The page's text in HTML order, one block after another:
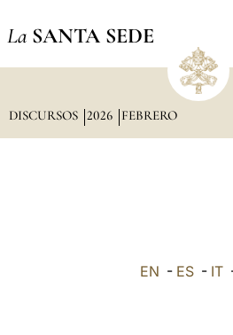
La SANTA SEDE
DISCURSOS 2026 FEBRERO
EN - ES - IT